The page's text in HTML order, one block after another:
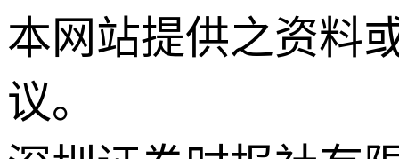
本网站提供之资料
议。